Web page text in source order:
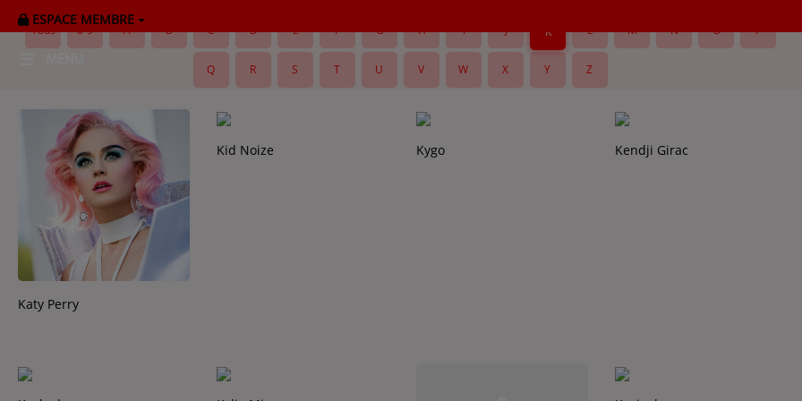
ESPACE MEMBRE
HOME
RADIOPLAYER
CK RADIO Line-up
PODCASTS
Cultur'Ciné - Jean Meurice
Tous 0-9 A B C D E F G H I J K L M N O P
Q R S T U V W X Y Z
Katy Perry
Kid Noize Kygo Kendji Girac